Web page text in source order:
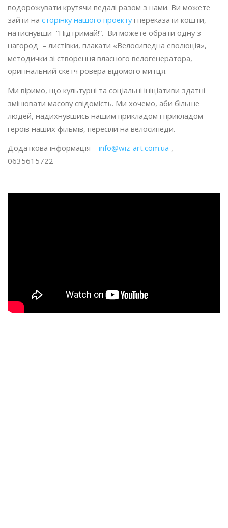
подорожувати крутячи педалі разом з нами. Ви можете
зайти на сторінку нашого проектуі переказати кошти,
натиснувши “Підтримай!”. Ви можете обрати одну з
нагород – листівки, плакати «Велосипедна еволюція»,
методички зі створення власного велогенератора,
оригінальний скетч ровера відомого митця.
Ми віримо, що культурні та соціальні ініціативи здатні
змінювати масову свідомість. Ми хочемо, аби більше
людей, надихнувшись нашим прикладом і прикладом
героїв наших фільмів, пересіли на велосипеди.
Додаткова інформація – info@wiz-art.com.ua ,
0635615722